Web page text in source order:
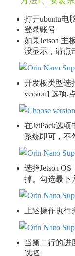
打开ubuntu电
登录账号
如果Jetson 主
没显示，请点
开发板类型选
version] 选项,
在JetPack选项
系统即可，不
选择Jetson OS
掉。勾选最下
上述操作执
当第二行的进
选择